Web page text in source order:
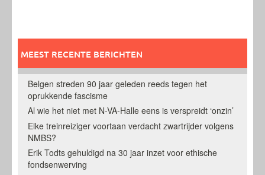
MEEST RECENTE BERICHTEN
Belgen streden 90 jaar geleden reeds tegen het
oprukkende fascisme
Al wie het niet met N-VA-Halle eens is verspreidt ‘onzin’
Elke treinreiziger voortaan verdacht zwartrijder volgens
NMBS?
Erik Todts gehuldigd na 30 jaar inzet voor ethische
fondsenwerving